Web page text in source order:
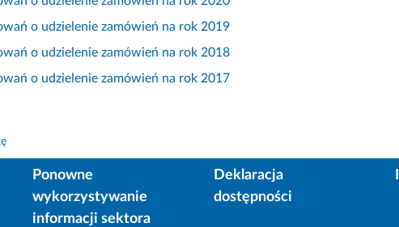
o udzielenie zamówień na rok 2019
o udzielenie zamówień na rok 2018
o udzielenie zamówień na rok 2017
Ponowne
wykorzystywanie
informacji sektora
Deklaracja
dostępności